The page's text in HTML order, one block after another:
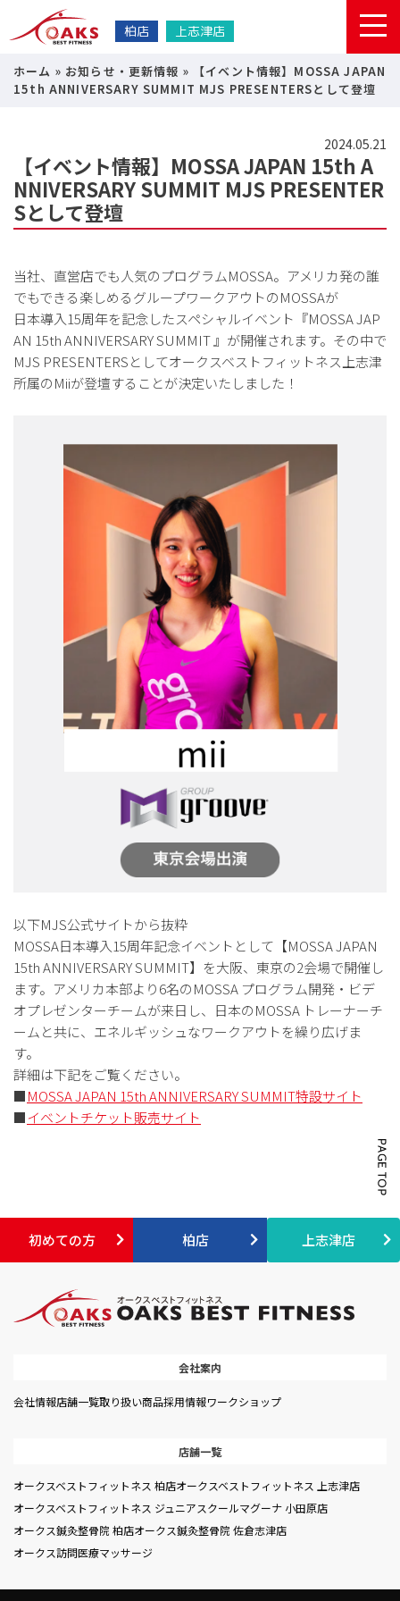
柏店 上志津店
ホーム » お知らせ・更新情報 »
【イベント情報】MOSSA JAPAN
15th ANNIVERSARY SUMMIT MJS PRESENTERSとして登壇
2024.05.21
【イベント情報】MOSSA JAPAN 15th A
NNIVERSARY SUMMIT MJS PRESENTER
Sとして登壇
当社、直営店でも人気のプログラムMOSSA。アメリカ発の誰
でもできる楽しめるグループワークアウトのMOSSAが
日本導入15周年を記念したスペシャルイベント『MOSSA JAP
AN 15th ANNIVERSARY SUMMIT 』が開催されます。その中で
MJS PRESENTERSとしてオークスベストフィットネス上志津
所属のMiiが登壇することが決定いたしました！
以下MJS公式サイトから抜粋
MOSSA日本導入15周年記念イベントとして【MOSSA JAPAN
15th ANNIVERSARY SUMMIT】を大阪、東京の2会場で開催し
ます。アメリカ本部より6名のMOSSA プログラム開発・ビデ
オプレゼンターチームが来日し、日本のMOSSA トレーナーチ
ームと共に、エネルギッシュなワークアウトを繰り広げま
す。
詳細は下記をご覧ください。
■MOSSA JAPAN 15th ANNIVERSARY SUMMIT特設サイト
■イベントチケット販売サイト
初めての方 柏店 上志津店
会社案内
会社情報店舗一覧取り扱い商品採用情報ワークショップ
店舗一覧
オークスベストフィットネス 柏店オークスベストフィットネス 上志津店
オークスベストフィットネス ジュニアスクールマグーナ 小田原店
オークス鍼灸整骨院 柏店オークス鍼灸整骨院 佐倉志津店
オークス訪問医療マッサージ